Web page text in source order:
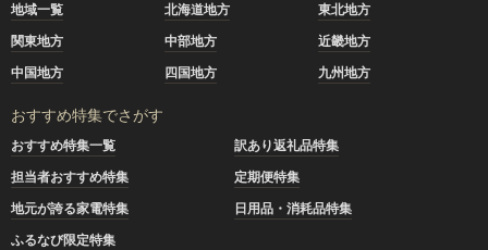
地域一覧 北海道地方
東北地方
関東地方
中部地方
近畿地方
中国地方
四国地方 九州地方
おすすめ特集でさがす
おすすめ特集一覧
訳あり返礼品特集
担当者おすすめ特集
定期便特集
地元が誇る家電特集
日用品・消耗品特集
ふるなび限定特集